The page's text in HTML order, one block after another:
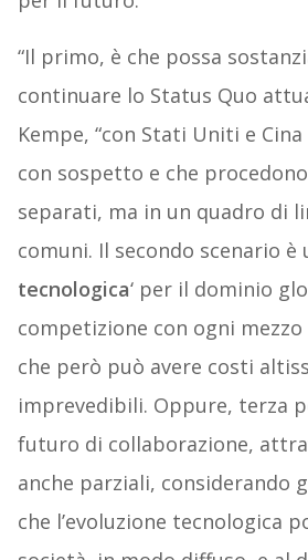
“Il primo, è che possa
continuare lo Status Quo
Kempe, “con Stati Uniti e
con sospetto e che
separati, ma in un quadro di
comuni. Il secondo scenario è
tecnologica‘ per il dominio
competizione con ogni
che però può avere costi
imprevedibili. Oppure, terza
futuro di collaborazione,
anche parziali, considerando
che l’evoluzione tecnologica